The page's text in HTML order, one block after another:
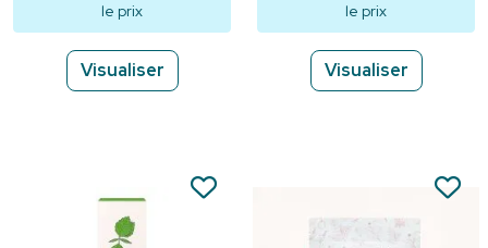
le prix
Visualiser
le prix
Visualiser